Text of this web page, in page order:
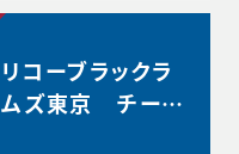
意義 “最高の自分”を
今シーズン大谷選手
の活躍が示唆したこ
と」のコーナーで、ス
リコーブラックラ
ムズ東京 チーム